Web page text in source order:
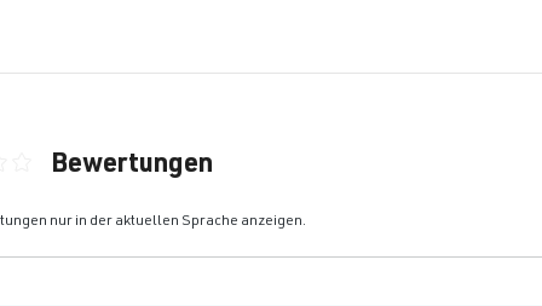
Bewertungen
nur in der aktuellen Sprache anzeigen.